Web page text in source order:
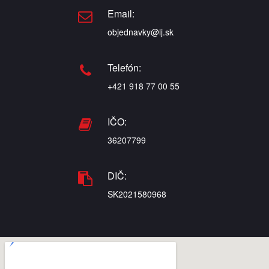
Email:
objednavky@lj.sk
Telefón:
+421 918 77 00 55
IČO:
36207799
DIČ:
SK2021580968